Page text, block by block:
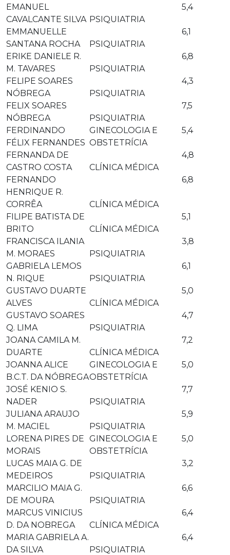
EMANUEL
CAVALCANTE SILVA PSIQUIATRIA
5,4
EMMANUELLE
SANTANA ROCHA
PSIQUIATRIA
6,1
ERIKE DANIELE R.
M. TAVARES
PSIQUIATRIA
6,8
FELIPE SOARES
NÓBREGA
PSIQUIATRIA
4,3
FELIX SOARES
NÓBREGA
PSIQUIATRIA
7,5
FERDINANDO
FÉLIX FERNANDES
GINECOLOGIA E
OBSTETRÍCIA
5,4
FERNANDA DE
CASTRO COSTA
CLÍNICA MÉDICA
4,8
FERNANDO
HENRIQUE R.
CORRÊA
CLÍNICA MÉDICA
6,8
FILIPE BATISTA DE
BRITO
CLÍNICA MÉDICA
5,1
FRANCISCA ILANIA
M. MORAES
PSIQUIATRIA
3,8
GABRIELA LEMOS
N. RIQUE
PSIQUIATRIA
6,1
GUSTAVO DUARTE
ALVES
CLÍNICA MÉDICA
5,0
GUSTAVO SOARES
Q. LIMA
PSIQUIATRIA
4,7
JOANA CAMILA M.
DUARTE
CLÍNICA MÉDICA
7,2
JOANNA ALICE
B.C.T. DA NÓBREGA
GINECOLOGIA E
OBSTETRÍCIA
5,0
JOSÉ KENIO S.
NADER
PSIQUIATRIA
7,7
JULIANA ARAUJO
M. MACIEL
PSIQUIATRIA
5,9
LORENA PIRES DE
MORAIS
GINECOLOGIA E
OBSTETRÍCIA
5,0
LUCAS MAIA G. DE
MEDEIROS
PSIQUIATRIA
3,2
MARCILIO MAIA G.
DE MOURA
PSIQUIATRIA
6,6
MARCUS VINICIUS
D. DA NOBREGA
CLÍNICA MÉDICA
6,4
MARIA GABRIELA A.
DA SILVA
PSIQUIATRIA
6,4